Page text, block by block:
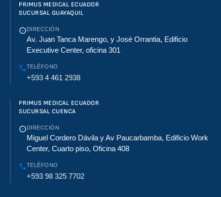
PRIMUS MEDICAL ECUADOR
SUCURSAL GUAYAQUIL
DIRECCIÓN
Av. Juan Tanca Marengo, y José Orrantia, Edificio
Executive Center, oficina 301
TELÉFONO
+593 4 461 2938
PRIMUS MEDICAL ECUADOR
SUCURSAL CUENCA
DIRECCIÓN
Miguel Cordero Dávila y Av Paucarbamba, Edificio Work
Center, Cuarto piso, Oficina 408
TELÉFONO
+593 98 325 7702